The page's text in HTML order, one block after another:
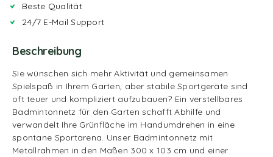
Beste Qualität
24/7 E-Mail Support
Beschreibung
Sie wünschen sich mehr Aktivität und gemeinsamen
Spielspaß in Ihrem Garten, aber stabile Sportgeräte sind
oft teuer und kompliziert aufzubauen? Ein verstellbares
Badmintonnetz für den Garten schafft Abhilfe und
verwandelt Ihre Grünfläche im Handumdrehen in eine
spontane Sportarena. Unser Badmintonnetz mit
Metallrahmen in den Maßen 300 x 103 cm und einer